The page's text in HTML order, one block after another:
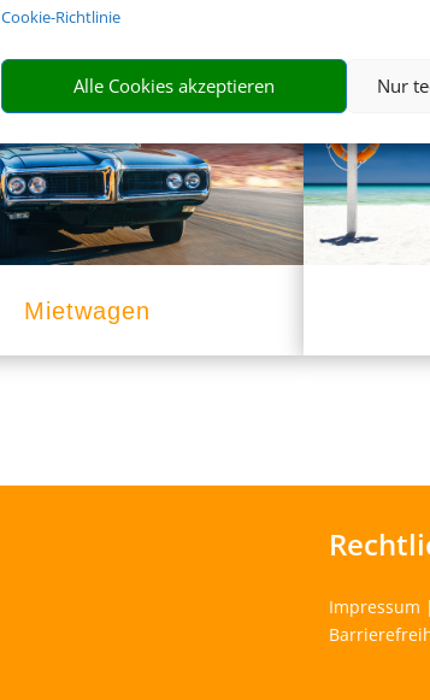
Cookie-Richtlinie
Alle Cookies akzeptieren Nur
Mietwagen
Impressum |